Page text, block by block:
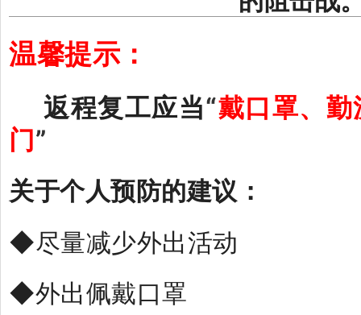
温馨提示：
返程复工应当“戴口罩、
门 ”
关于个人预防的建议：
◆尽量减少外出活动
◆外出佩戴口罩